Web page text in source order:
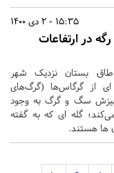
15:35 - 2 دی 1400
در ارتفاعات
طاق بستان نزدیک شهر
ای از گرگاس‌ها (گرگ‌های
سگ و گرگ به وجود
گله ای که به گفته
ها هستند.